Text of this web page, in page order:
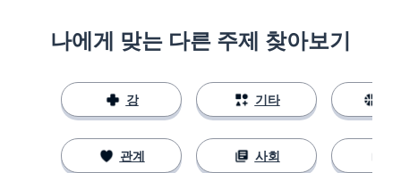
나에게 맞는 다른 주제 찾아보기
강
관계
기타
사회